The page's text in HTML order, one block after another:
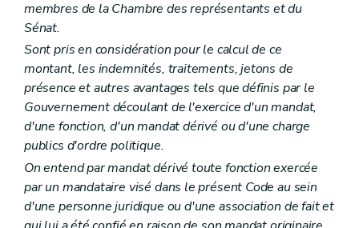
Art. L1512-3
Art. L1512-5
Section 4 Dispositions communes
Art. L1512-6
Titre II Modalités de fonctionnement
Chapitre premier
Les conventions entre communes
Art. L1521-1
Art. L1521-2
Art. L1521-3
Chapitre II
Les associations de projet
Art. L1522-1
Art. L1522-2
Art. L1522-3
Art. L1522-4
membres de la Chambre des représentants et du
Sénat.
Sont pris en considération pour le calcul de ce
montant, les indemnités, traitements, jetons de
présence et autres avantages tels que définis par le
Gouvernement découlant de l'exercice d'un mandat,
d'une fonction, d'un mandat dérivé ou d'une charge
publics d'ordre politique.
On entend par mandat dérivé toute fonction exercée
par un mandataire visé dans le présent Code au sein
d'une personne juridique ou d'une association de fait et